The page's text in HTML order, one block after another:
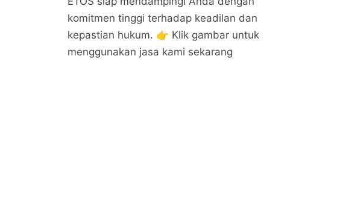
komitmen tinggi terhadap keadilan dan
kepastian hukum. 👉 Klik gambar untuk
menggunakan jasa kami sekarang